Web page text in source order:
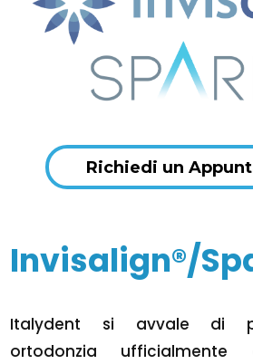
Richiedi un
Invisalign®/
Italydent si avvale di
ortodonzia ufficialmente